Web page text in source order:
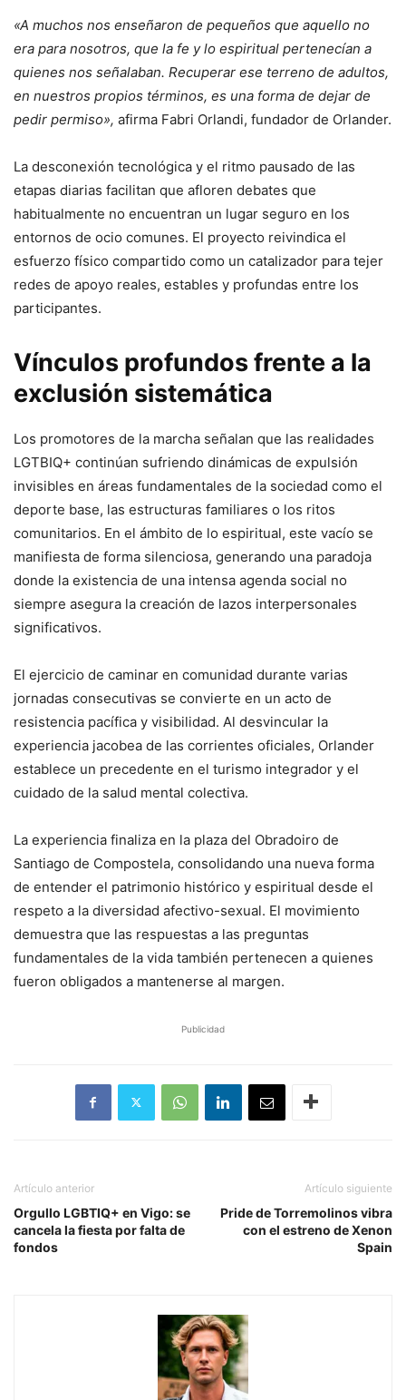
«A muchos nos enseñaron de pequeños que aquello no
era para nosotros, que la fe y lo espiritual pertenecían a
quienes nos señalaban. Recuperar ese terreno de adultos,
en nuestros propios términos, es una forma de dejar de
pedir permiso», afirma Fabri Orlandi, fundador de Orlander.
​La desconexión tecnológica y el ritmo pausado de las
etapas diarias facilitan que afloren debates que
habitualmente no encuentran un lugar seguro en los
entornos de ocio comunes. El proyecto reivindica el
esfuerzo físico compartido como un catalizador para tejer
redes de apoyo reales, estables y profundas entre los
participantes.
​Vínculos profundos frente a la
exclusión sistemática
​Los promotores de la marcha señalan que las realidades
LGTBIQ+ continúan sufriendo dinámicas de expulsión
invisibles en áreas fundamentales de la sociedad como el
deporte base, las estructuras familiares o los ritos
comunitarios. En el ámbito de lo espiritual, este vacío se
manifiesta de forma silenciosa, generando una paradoja
donde la existencia de una intensa agenda social no
siempre asegura la creación de lazos interpersonales
significativos.
El ejercicio de caminar en comunidad durante varias
jornadas consecutivas se convierte en un acto de
resistencia pacífica y visibilidad. Al desvincular la
experiencia jacobea de las corrientes oficiales, Orlander
establece un precedente en el turismo integrador y el
cuidado de la salud mental colectiva.
​La experiencia finaliza en la plaza del Obradoiro de
Santiago de Compostela, consolidando una nueva forma
de entender el patrimonio histórico y espiritual desde el
respeto a la diversidad afectivo-sexual. El movimiento
demuestra que las respuestas a las preguntas
fundamentales de la vida también pertenecen a quienes
fueron obligados a mantenerse al margen.
Publicidad
Artículo anterior
​Orgullo LGBTIQ+ en Vigo: se
cancela la fiesta por falta de
fondos
Artículo siguiente
​Pride de Torremolinos vibra
con el estreno de Xenon
Spain